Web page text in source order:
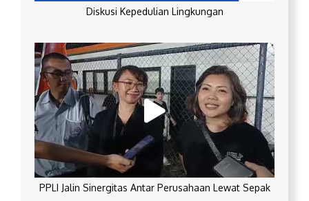
Diskusi Kepedulian Lingkungan
PPLI Jalin Sinergitas Antar Perusahaan Lewat Sepak